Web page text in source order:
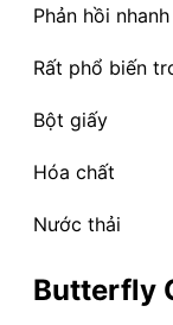
Phản hồi nhanh
Rất phổ biến
Bột giấy
Hóa chất
Nước thải
Butterfly